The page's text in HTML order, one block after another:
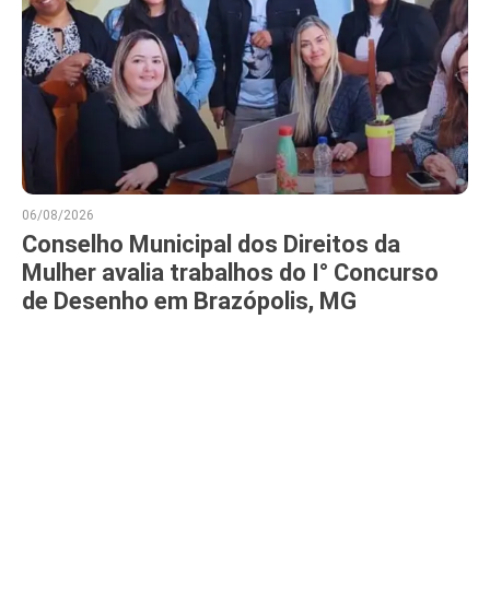
06/08/2026
Conselho Municipal dos Direitos da
Mulher avalia trabalhos do I° Concurso
de Desenho em Brazópolis, MG